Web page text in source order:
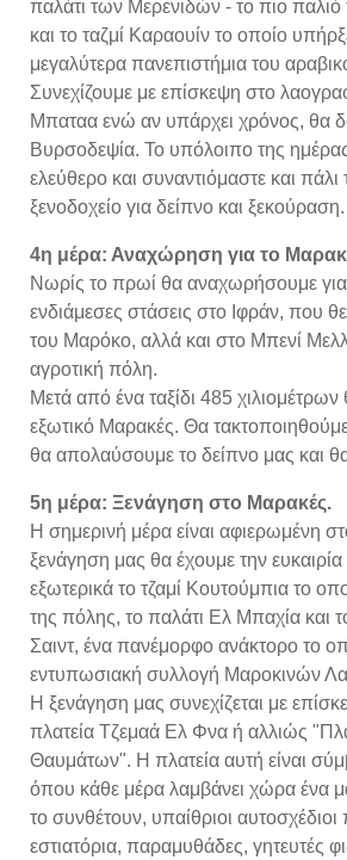
παλάτι των Μερενιδών - το πιο
και το ταζμί Καραουίν το οποίο
μεγαλύτερα πανεπιστήμια του
Συνεχίζουμε με επίσκεψη στο
Μπαταα ενώ αν υπάρχει χρόνος, θα
Βυρσοδεψία. Το υπόλοιπο της ημέρας
ελεύθερο και συναντιόμαστε και
ξενοδοχείο για δείπνο και ξεκούραση.
4η μέρα: Αναχώρηση για το
Νωρίς το πρωί θα αναχωρήσουμε
ενδιάμεσες στάσεις στο Ιφράν, που
του Μαρόκο, αλλά και στο Μπενί
αγροτική πόλη.
Μετά από ένα ταξίδι 485
εξωτικό Μαρακές. Θα
θα απολαύσουμε το δείπνο μας και
5η μέρα: Ξενάγηση στο Μαρακές.
Η σημερινή μέρα είναι αφιερωμένη
ξενάγηση μας θα έχουμε την
εξωτερικά το τζαμί Κουτούμπια το
της πόλης, το παλάτι Ελ Μπαχία και
Σαιντ, ένα πανέμορφο ανάκτορο το
εντυπωσιακή συλλογή Μαροκινών
Η ξενάγηση μας συνεχίζεται με
πλατεία Τζεμαά Ελ Φνα ή αλλιώς
Θαυμάτων". Η πλατεία αυτή είναι
όπου κάθε μέρα λαμβάνει χώρα ένα
το συνθέτουν, υπαίθριοι αυτοσχέδιοι
εστιατόρια, παραμυθάδες, γητευτές